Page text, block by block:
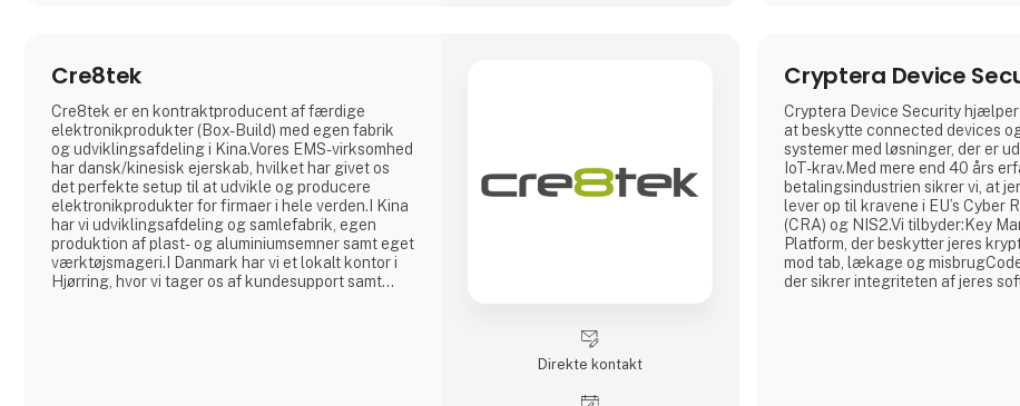
Cre8tek
Cre8tek er en kontraktproducent af færdige
elektronikprodukter (Box-Build) med egen fabrik
og udviklingsafdeling i Kina.Vores EMS-virksomhed
har dansk/kinesisk ejerskab, hvilket har givet os
det perfekte setup til at udvikle og producere
elektronikprodukter for firmaer i hele verden.I Kina
har vi udviklingsafdeling og samlefabrik, egen
produktion af plast- og aluminiumsemner samt eget
værktøjsmageri.I Danmark har vi et lokalt kontor i
Hjørring, hvor vi tager os af kundesupport samt
Direkte kontakt
Cryptera Device
Cryptera Device Security
at beskytte connected devices
systemer med løsninger, der er
IoT-krav.Med mere end 40 års
betalingsindustrien sikrer vi, at
lever op til kravene i EU’s Cyber
(CRA) og NIS2.Vi tilbyder:Key
Platform, der beskytter jeres
mod tab, lækage og
der sikrer integriteten af jeres